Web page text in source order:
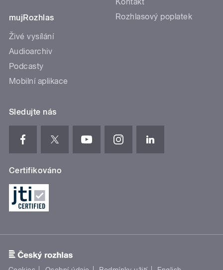
mujRozhlas
Živé vysílání
Audioarchiv
Podcasty
Mobilní aplikace
Rozhlasový poplatek
Sledujte nás
Certifikováno